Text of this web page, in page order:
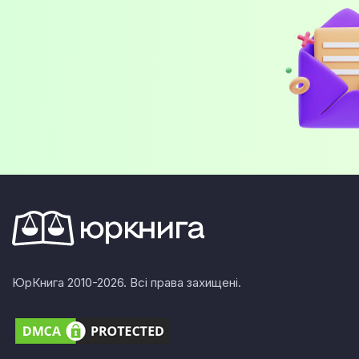
ЮрКнига 2010-2026. Всі права захищені.